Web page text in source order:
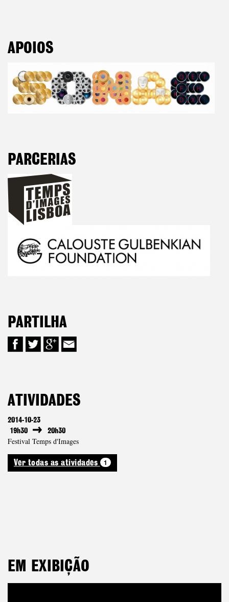
APOIOS
PARCERIAS
PARTILHA
ATIVIDADES
2014-10-23
19h30
20h30
Festival Temps d'Images
Ver todas as atividades 1
EM EXIBIÇÃO